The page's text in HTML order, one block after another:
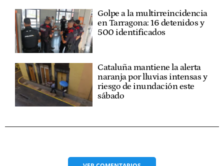
Golpe a la multirreincidencia
en Tarragona: 16 detenidos y
500 identificados
Cataluña mantiene la alerta
naranja por lluvias intensas y
riesgo de inundación este
sábado